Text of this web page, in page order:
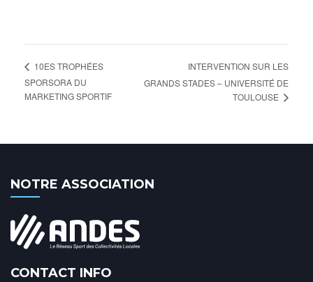
10ES TROPHÉES
SPORSORA DU
MARKETING SPORTIF
INTERVENTION SUR LES
GRANDS STADES – UNIVERSITÉ DE
TOULOUSE
NOTRE ASSOCIATION
CONTACT INFO